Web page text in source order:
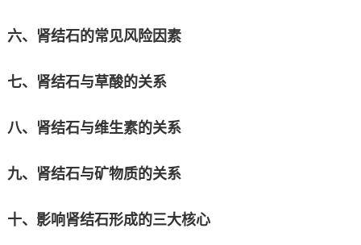
六、肾结石的常见风险因素
七、肾结石与草酸的关系
八、肾结石与维生素的关系
九、肾结石与矿物质的关系
十、影响肾结石形成的三大核心